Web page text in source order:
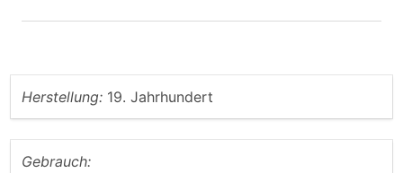
Herstellung: 19. Jahrhundert
Gebrauch: